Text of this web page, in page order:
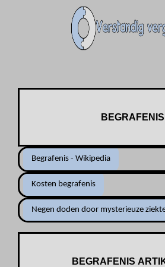
BEGRAFENIS
Begrafenis - Wikipedia
Kosten begrafenis
Negen doden door mysterieuze
BEGRAFENIS